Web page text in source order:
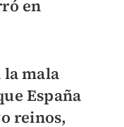
en
la mala
España
reinos,